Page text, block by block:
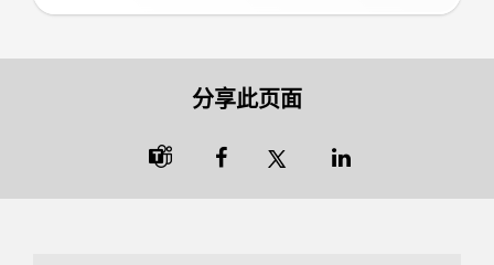
分享此页面
